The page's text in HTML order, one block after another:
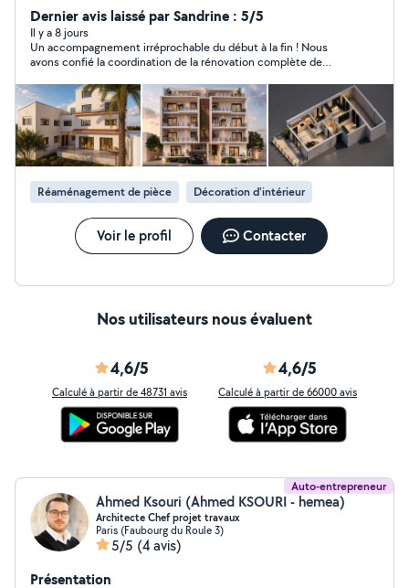
budgétaire, coordination de chantier tous corps d'état,
suivi technique et financier jusqu'à la réception. Un
interlocuteur unique et indépendant qui défend vos
intérêts à chaque étape. Devis sous 24/48 h.
Dernier avis laissé par Sandrine : 5/5
Il y a 8 jours
Un accompagnement irréprochable du début à la fin ! Nous
avons confié la coordination de la rénovation complète de
du résultat. L'équipe a su défendre nos intérêts à chaque étape,
en contrôlant la qualité des travaux, les délais et le budget.
Grâce à leur suivi rigoureux et à leur disponibilité, nous avons
pu mener notre projet sereinement, sans avoir à gérer les
différents corps de métier. Une prestation sérieuse,
transparente et très professionnelle que je recommande sans
hésitation.
Réaménagement de pièce
Décoration d'intérieur
Voir le profil Contacter
Nos utilisateurs nous évaluent
4,6/5
Calculé à partir de 48731 avis
4,6/5
Calculé à partir de 66000 avis
Auto-entrepreneur
Ahmed Ksouri (Ahmed KSOURI - hemea)
Architecte Chef projet travaux
Paris (Faubourg du Roule 3)
5/5 (4 avis)
Présentation